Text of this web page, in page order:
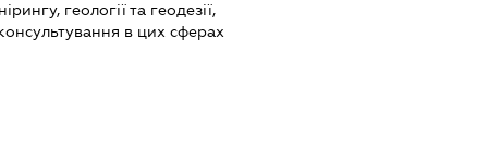
геології та геодезії,
в цих сферах